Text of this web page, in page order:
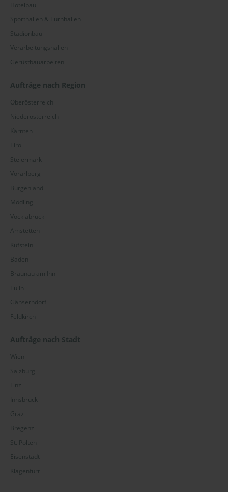
Hotelbau
Sporthallen & Turnhallen
Stadionbau
Verarbeitungshallen
Gerüstbauarbeiten
Aufträge nach Region
Oberösterreich
Niederösterreich
Kärnten
Tirol
Steiermark
Vorarlberg
Burgenland
Mödling
Vöcklabruck
Amstetten
Kufstein
Baden
Braunau am Inn
Tulln
Gänserndorf
Feldkirch
Aufträge nach Stadt
Wien
Salzburg
Linz
Innsbruck
Graz
Bregenz
St. Pölten
Eisenstadt
Klagenfurt